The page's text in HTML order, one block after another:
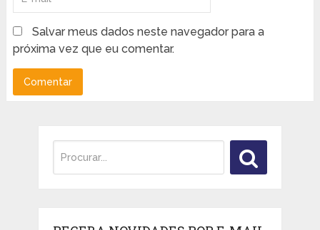
Salvar meus dados neste navegador para a
próxima vez que eu comentar.